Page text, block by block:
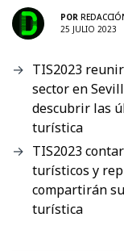
POR
25 JULIO 2023
TIS2023
sector en
descubrir las
turística
TIS2023
turísticos y
compartirán
turística